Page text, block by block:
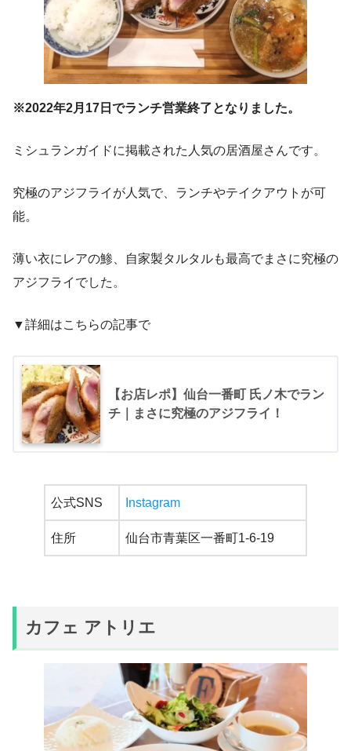
※2022年2月17日でランチ営業終了となりました。
ミシュランガイドに掲載された人気の居酒屋さんです。
究極のアジフライが人気で、ランチやテイクアウトが可
能。
薄い衣にレアの鯵、自家製タルタルも最高でまさに究極の
アジフライでした。
▼詳細はこちらの記事で
【お店レポ】仙台一番町 氏ノ木でラン
チ｜まさに究極のアジフライ！
公式SNS Instagram
住所 仙台市青葉区一番町1-6-19
カフェ アトリエ